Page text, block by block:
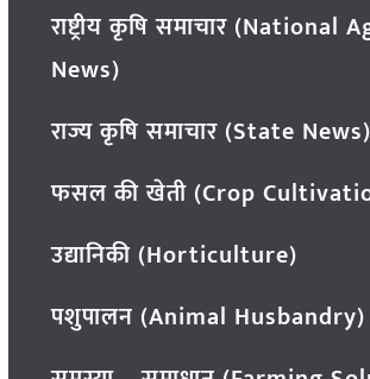
राष्ट्रीय कृषि समाचार
News)
राज्य कृषि समाचार (State News)
फसल की खेती (Crop
उद्यानिकी (Horticulture)
पशुपालन (Animal Husbandry)